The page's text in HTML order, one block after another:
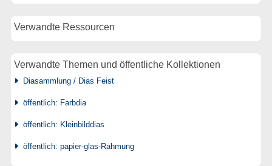
Verwandte Ressourcen
Verwandte Themen und öffentliche Kollektionen
Diasammlung / Dias Feist
öffentlich: Farbdia
öffentlich: Kleinbilddias
öffentlich: papier-glas-Rahmung